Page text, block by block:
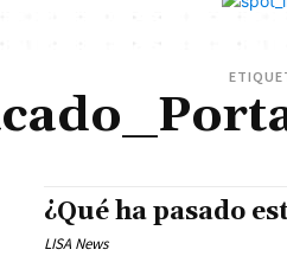
¿Qué ha pasado
LISA News